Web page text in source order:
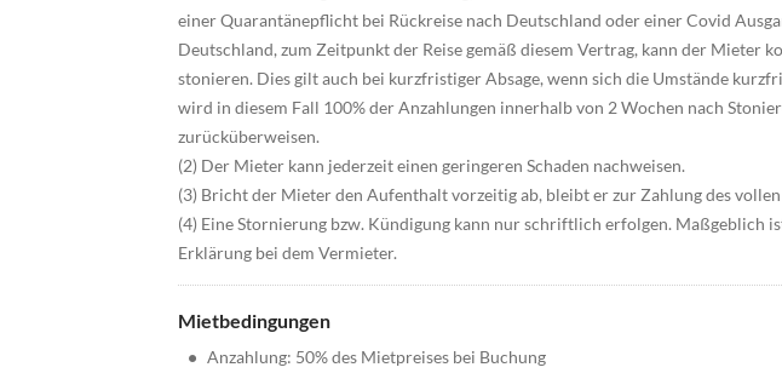
einer Quarantänepflicht bei Rückreise nach Deutschland oder einer Covid
Deutschland, zum Zeitpunkt der Reise gemäß diesem Vertrag, kann der Mieter
stonieren. Dies gilt auch bei kurzfristiger Absage, wenn sich die Umstände
wird in diesem Fall 100% der Anzahlungen innerhalb von 2 Wochen nach
zurücküberweisen.
(2) Der Mieter kann jederzeit einen geringeren Schaden nachweisen.
(3) Bricht der Mieter den Aufenthalt vorzeitig ab, bleibt er zur Zahlung des
(4) Eine Stornierung bzw. Kündigung kann nur schriftlich erfolgen. Maßgeblich
Erklärung bei dem Vermieter.
Mietbedingungen
• Anzahlung: 50% des Mietpreises bei Buchung